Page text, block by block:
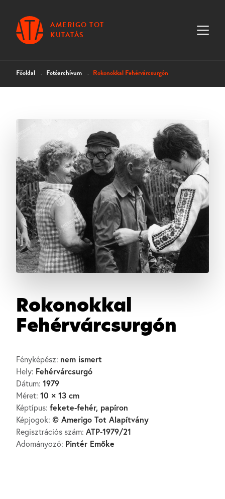
AMERIGO TOT
KUTATÁS
Főoldal Fotóarchívum Rokonokkal Fehérvárcsurgón
Rokonokkal
Fehérvárcsurgón
Fényképész: nem ismert
Hely: Fehérvárcsurgó
Dátum: 1979
Méret: 10 × 13 cm
Képtípus: fekete-fehér, papíron
Képjogok: © Amerigo Tot Alapítvány
Regisztrációs szám: ATP-1979/21
Adományozó: Pintér Emőke